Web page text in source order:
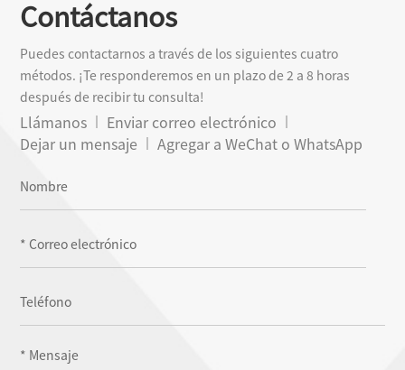
Contáctanos
Puedes contactarnos a través de los siguientes cuatro
métodos. ¡Te responderemos en un plazo de 2 a 8 horas
después de recibir tu consulta!
Llámanos
Enviar correo electrónico
Dejar un mensaje
Agregar a WeChat o WhatsApp